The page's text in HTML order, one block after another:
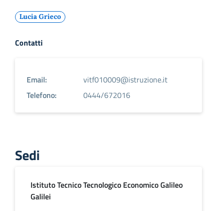
Lucia Grieco
Contatti
Email:
vitf010009@istruzione.it
Telefono:
0444/672016
Sedi
Istituto Tecnico Tecnologico Economico Galileo
Galilei